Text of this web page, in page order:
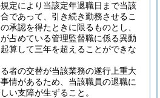
定により当該定年退職日まで当該
であって、引き続き勤務させるこ
承認を得たときに限るものとし、
占めている管理監督職に係る異動
算して三年を超えることができな
者の交替が当該業務の遂行上重大
情があるため、当該職員の退職に
い支障が生ずること。